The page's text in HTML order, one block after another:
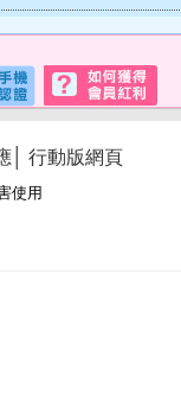
行動版網頁
使用